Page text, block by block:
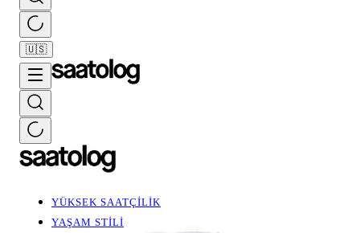
🇺🇸
YÜKSEK SAATÇİLİK
YAŞAM STİLİ